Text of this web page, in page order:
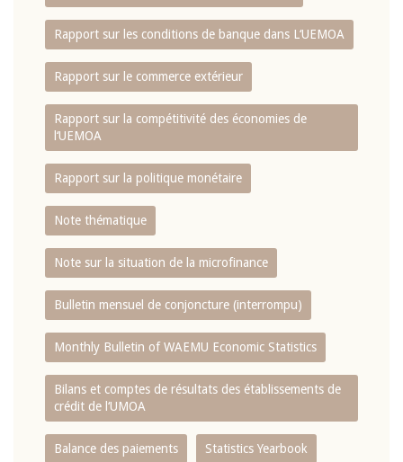
Rapport sur les conditions de banque dans L‘UEMOA
Rapport sur le commerce extérieur
Rapport sur la compétitivité des économies de
l‘UEMOA
Rapport sur la politique monétaire
Note thématique
Note sur la situation de la microfinance
Bulletin mensuel de conjoncture (interrompu)
Monthly Bulletin of WAEMU Economic Statistics
Bilans et comptes de résultats des établissements de
crédit de l‘UMOA
Balance des paiements Statistics Yearbook